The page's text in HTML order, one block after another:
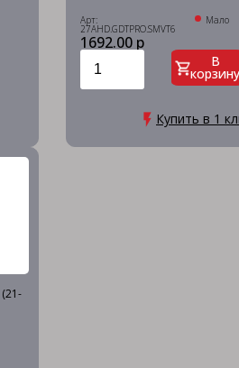
Арт:
27AHD.GDTPRO.SMVT6
Мало
1692.00 р
В
корзину
Купить в 1